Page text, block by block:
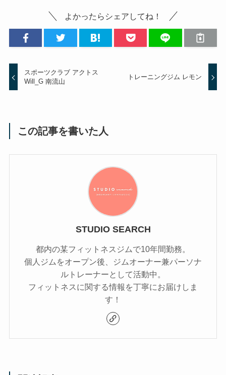
よかったらシェアしてね！
スポーツクラブ アクトス
Will_G 南流山
トレーニングジム レモン
この記事を書いた人
STUDIO SEARCH
都内の某フィットネスジムで10年間勤務。
個人ジムをオープン後、ジムオーナー兼パーソナ
ルトレーナーとして活動中。
フィットネスに関する情報を丁寧にお届けしま
す！